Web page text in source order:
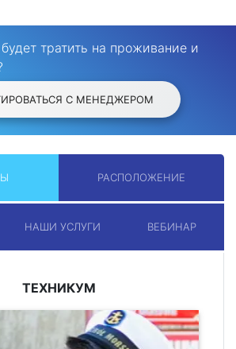
тратить на проживание и
С МЕНЕДЖЕРОМ
РАСПОЛОЖЕНИЕ
НАШИ УСЛУГИ ВЕБИНАР
ТЕХНИКУМ